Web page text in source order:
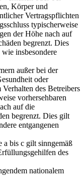
Körper und
Vertragspflichten
typischerweise
der Höhe nach auf
begrenzt. Dies
insbesondere
außer bei der
oder
des Betreibers
vorhersehbaren
auf die
begrenzt. Dies gilt
entgangenen
a bis c gilt sinngemäß
des
nationalem